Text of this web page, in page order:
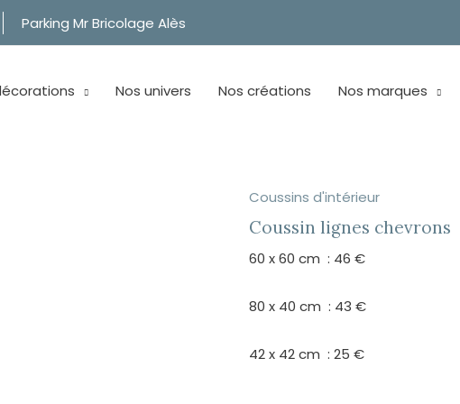
Parking Mr Bricolage Alès
Nos univers Nos créations Nos marques
Coussins d'intérieur
Coussin lignes chevrons
60 x 60 cm : 46 €
80 x 40 cm : 43 €
42 x 42 cm : 25 €